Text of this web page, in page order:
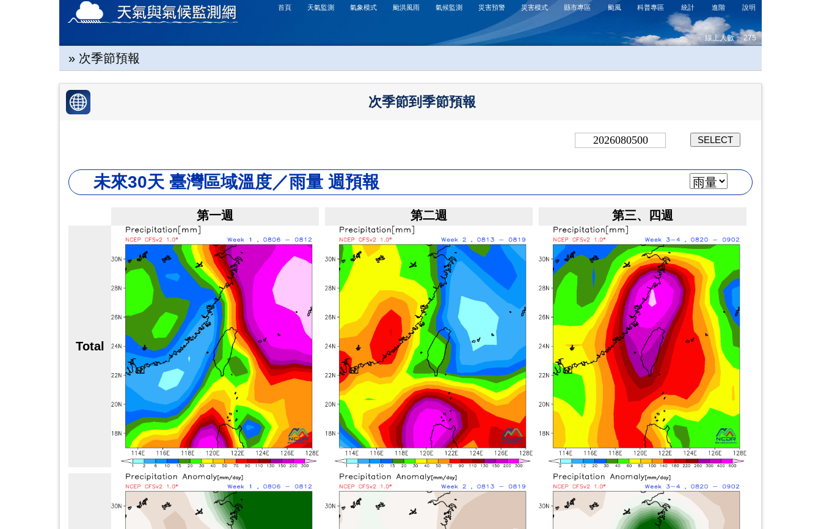
說明
進階
統計
科普專區
颱風
縣市專區
災害模式
災害預警
氣候監測
颱洪風雨
氣象模式
天氣監測
首頁
線上人數： 275
» 次季節預報
次季節到季節預報